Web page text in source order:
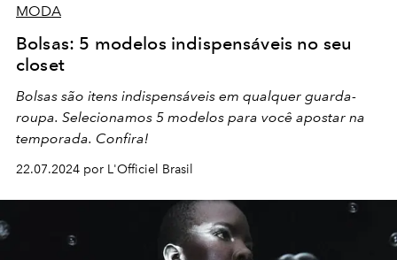
MODA
Bolsas: 5 modelos indispensáveis no seu
closet
Bolsas são itens indispensáveis em qualquer guarda-
roupa. Selecionamos 5 modelos para você apostar na
temporada. Confira!
22.07.2024 por L'Officiel Brasil